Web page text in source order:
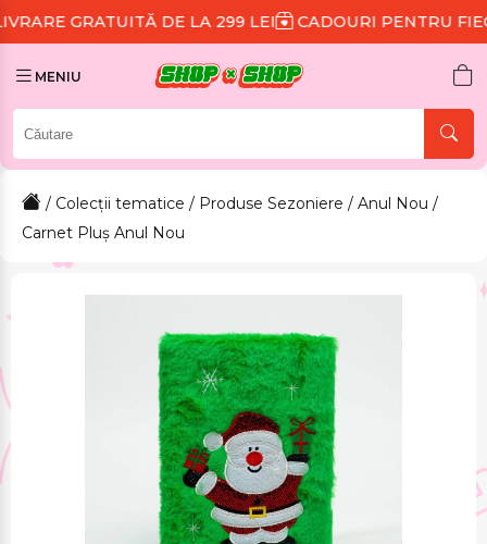
DE LA 299 LEI CADOURI PENTRU FIECARE
MENIU
/ Colecții tematice / Produse Sezoniere / Anul Nou /
Carnet Pluș Anul Nou